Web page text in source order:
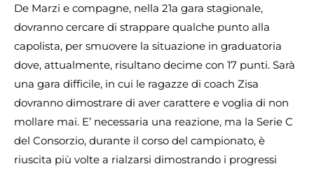
De Marzi e compagne, nella 21a gara stagionale,
dovranno cercare di strappare qualche punto alla
capolista, per smuovere la situazione in graduatoria
dove, attualmente, risultano decime con 17 punti. Sarà
una gara difficile, in cui le ragazze di coach Zisa
dovranno dimostrare di aver carattere e voglia di non
mollare mai. E’ necessaria una reazione, ma la Serie C
del Consorzio, durante il corso del campionato, è
riuscita più volte a rialzarsi dimostrando i progressi